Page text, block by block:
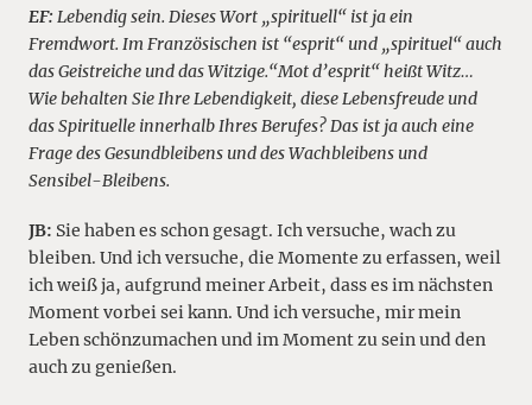
EF: Lebendig sein. Dieses Wort „spirituell“ ist ja ein
Fremdwort. Im Französischen ist “esprit“ und „spirituel“ auch
das Geistreiche und das Witzige.“Mot d’esprit“ heißt Witz…
Wie behalten Sie Ihre Lebendigkeit, diese Lebensfreude und
das Spirituelle innerhalb Ihres Berufes? Das ist ja auch eine
Frage des Gesundbleibens und des Wachbleibens und
Sensibel-Bleibens.
JB: Sie haben es schon gesagt. Ich versuche, wach zu
bleiben. Und ich versuche, die Momente zu erfassen, weil
ich weiß ja, aufgrund meiner Arbeit, dass es im nächsten
Moment vorbei sei kann. Und ich versuche, mir mein
Leben schönzumachen und im Moment zu sein und den
auch zu genießen.